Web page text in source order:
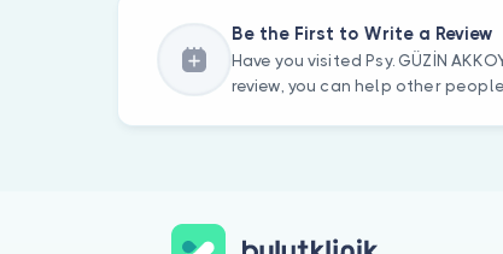
Be the First to Write a Review
Have you visited Psy. GÜZİN
review, you can help other